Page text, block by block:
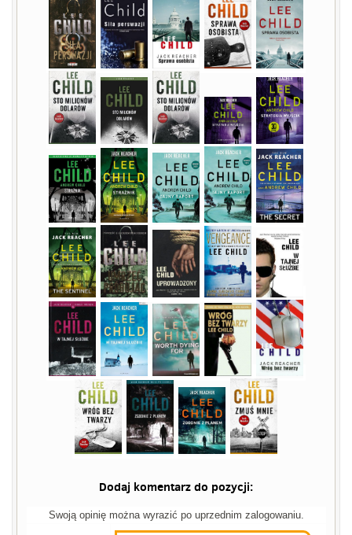
Dodaj komentarz do pozycji:
Swoją opinię można wyrazić po uprzednim zalogowaniu.